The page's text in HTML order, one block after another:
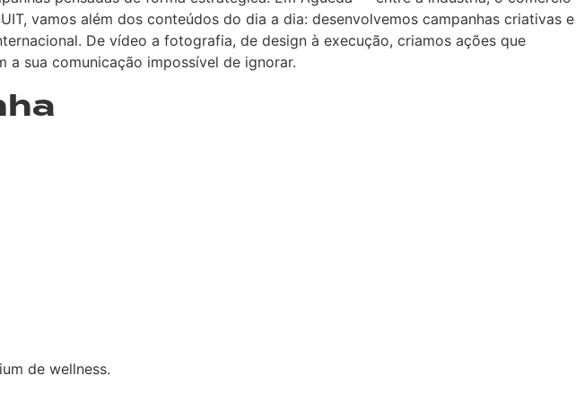
vamos além dos conteúdos do dia a dia: desenvolvemos campanhas criativas e
De vídeo a fotografia, de design à execução, criamos ações que
a sua comunicação impossível de ignorar.
de wellness.